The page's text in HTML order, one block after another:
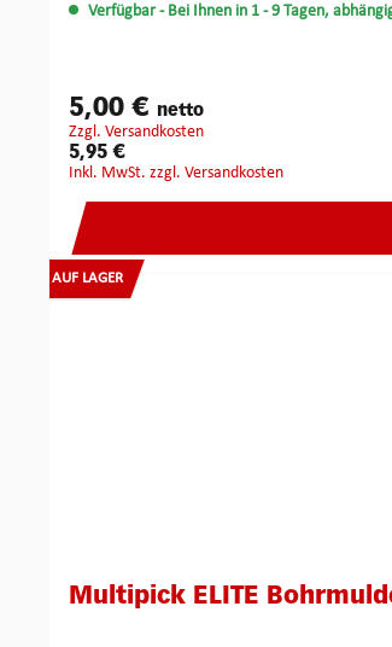
Verfügbar - Bei Ihnen in 1 - 9 Tagen,
5,00 € netto
zzgl. Versandkosten
5,95 €
inkl. MwSt. zzgl. Versandkosten
AUF LAGER
Multipick ELITE